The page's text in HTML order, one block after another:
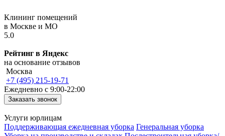
Клининг помещений
в Москве и МО
5.0
Рейтинг в Яндекс
на основание отзывов
Москва
+7 (495) 215-19-71
Ежедневно с 9:00-22:00
Заказать звонок
Услуги юрлицам
Поддерживающая ежедневная уборка Генеральная уборка